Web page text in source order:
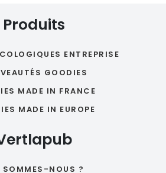
Produits
ENTREPRISE
GOODIES
MADE IN FRANCE
MADE IN EUROPE
SOMMES-NOUS ?